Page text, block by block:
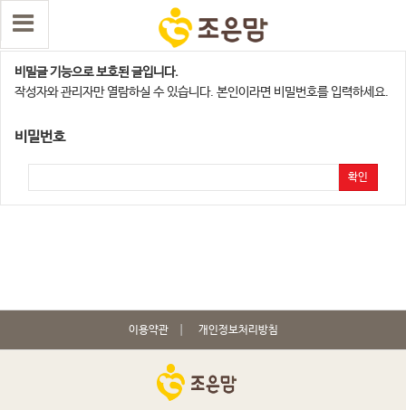
양주,의정부,연천,동두천지점
비밀글 기능으로 보호된 글입니다.
작성자와 관리자만 열람하실 수 있습니다. 본인이라면 비밀번호를 입력하세요.
비밀번호
확인
이용약관 개인정보처리방침